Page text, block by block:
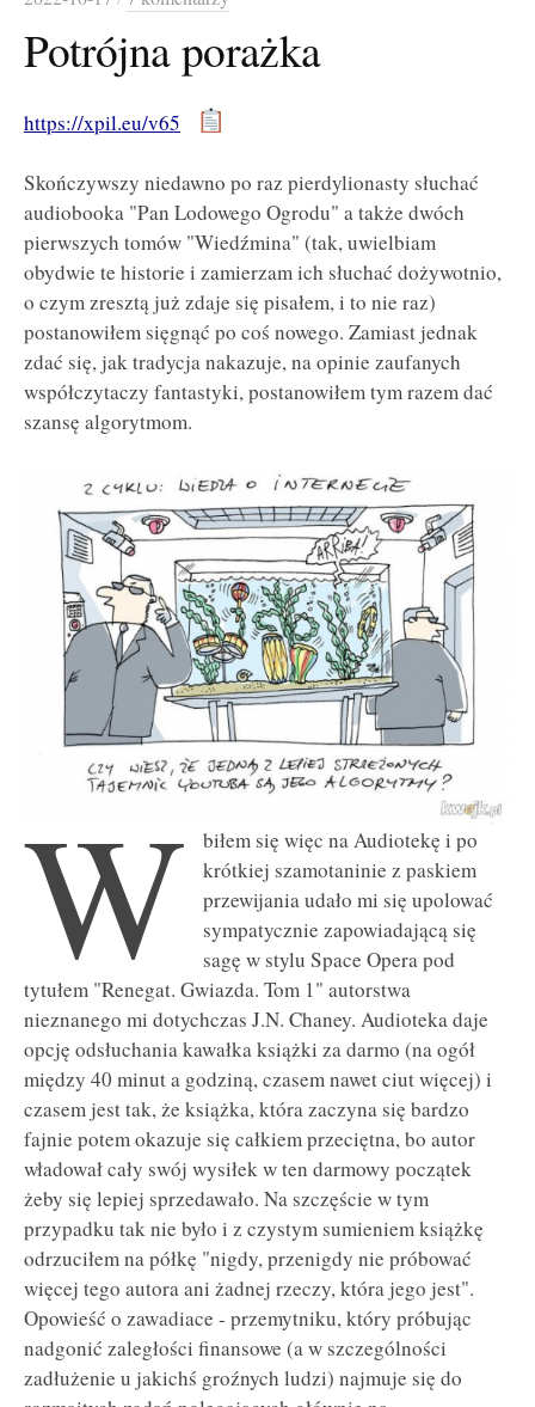
Potrójna porażka
https://xpil.eu/v65
Skończywszy niedawno po raz pierdylionasty słuchać
audiobooka "Pan Lodowego Ogrodu" a także dwóch
pierwszych tomów "Wiedźmina" (tak, uwielbiam
obydwie te historie i zamierzam ich słuchać dożywotnio,
o czym zresztą już zdaje się pisałem, i to nie raz)
postanowiłem sięgnąć po coś nowego. Zamiast jednak
zdać się, jak tradycja nakazuje, na opinie zaufanych
współczytaczy fantastyki, postanowiłem tym razem dać
szansę algorytmom.
W
biłem się więc na Audiotekę i po
krótkiej szamotaninie z paskiem
przewijania udało mi się upolować
sympatycznie zapowiadającą się
sagę w stylu Space Opera pod
tytułem "Renegat. Gwiazda. Tom 1" autorstwa
nieznanego mi dotychczas J.N. Chaney. Audioteka daje
opcję odsłuchania kawałka książki za darmo (na ogół
między 40 minut a godziną, czasem nawet ciut więcej) i
czasem jest tak, że książka, która zaczyna się bardzo
fajnie potem okazuje się całkiem przeciętna, bo autor
władował cały swój wysiłek w ten darmowy początek
żeby się lepiej sprzedawało. Na szczęście w tym
przypadku tak nie było i z czystym sumieniem książkę
odrzuciłem na półkę "nigdy, przenigdy nie próbować
więcej tego autora ani żadnej rzeczy, która jego jest".
Opowieść o zawadiace - przemytniku, który próbując
nadgonić zaległości finansowe (a w szczególności
zadłużenie u jakichś groźnych ludzi) najmuje się do